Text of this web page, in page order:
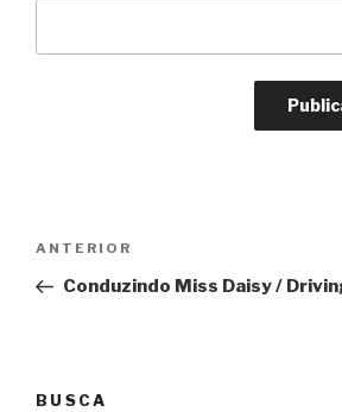
Post
Anterior
ANTERIOR
Conduzindo Miss Daisy /
BUSCA